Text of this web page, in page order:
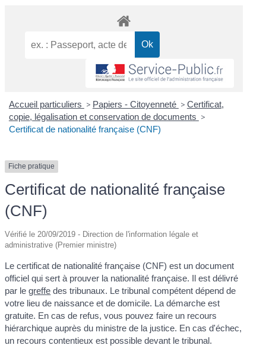
Accueil particuliers > Papiers - Citoyenneté > Certificat,
copie, légalisation et conservation de documents >
Certificat de nationalité française (CNF)
Fiche pratique
Certificat de nationalité française
(CNF)
Vérifié le 20/09/2019 - Direction de l'information légale et
administrative (Premier ministre)
Le certificat de nationalité française (CNF) est un document
officiel qui sert à prouver la nationalité française. Il est délivré
par legreffe des tribunaux. Le tribunal compétent dépend de
votre lieu de naissance et de domicile. La démarche est
gratuite. En cas de refus, vous pouvez faire un recours
hiérarchique auprès du ministre de la justice. En cas d'échec,
un recours contentieux est possible devant le tribunal.